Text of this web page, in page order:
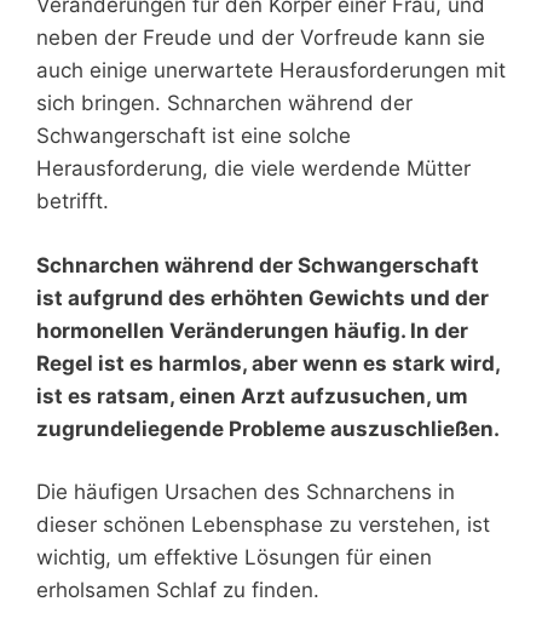
Veränderungen für den Körper einer Frau, und
neben der Freude und der Vorfreude kann sie
auch einige unerwartete Herausforderungen mit
sich bringen. Schnarchen während der
Schwangerschaft ist eine solche
Herausforderung, die viele werdende Mütter
betrifft.
Schnarchen während der Schwangerschaft
ist aufgrund des erhöhten Gewichts und der
hormonellen Veränderungen häufig. In der
Regel ist es harmlos, aber wenn es stark wird,
ist es ratsam, einen Arzt aufzusuchen, um
zugrundeliegende Probleme auszuschließen.
Die häufigen Ursachen des Schnarchens in
dieser schönen Lebensphase zu verstehen, ist
wichtig, um effektive Lösungen für einen
erholsamen Schlaf zu finden.